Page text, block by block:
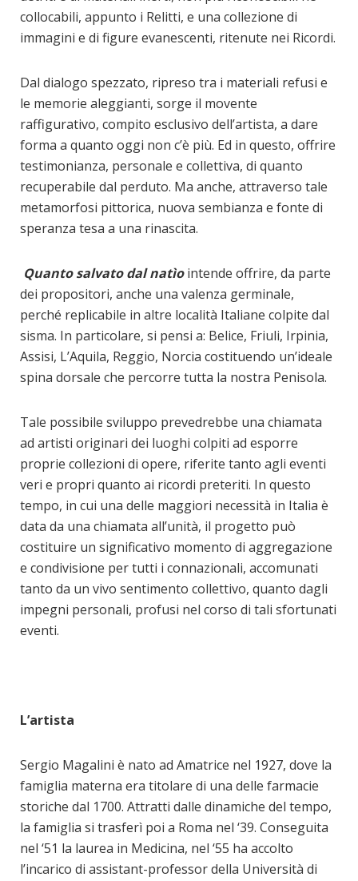
collocabili, appunto i Relitti, e una collezione di
immagini e di figure evanescenti, ritenute nei Ricordi.
Dal dialogo spezzato, ripreso tra i materiali refusi e
le memorie aleggianti, sorge il movente
raffigurativo, compito esclusivo dell’artista, a dare
forma a quanto oggi non c’è più. Ed in questo, offrire
testimonianza, personale e collettiva, di quanto
recuperabile dal perduto. Ma anche, attraverso tale
metamorfosi pittorica, nuova sembianza e fonte di
speranza tesa a una rinascita.
Quanto salvato dal natìointende offrire, da parte
dei propositori, anche una valenza germinale,
perché replicabile in altre località Italiane colpite dal
sisma. In particolare, si pensi a: Belice, Friuli, Irpinia,
Assisi, L’Aquila, Reggio, Norcia costituendo un’ideale
spina dorsale che percorre tutta la nostra Penisola.
Tale possibile sviluppo prevedrebbe una chiamata
ad artisti originari dei luoghi colpiti ad esporre
proprie collezioni di opere, riferite tanto agli eventi
veri e propri quanto ai ricordi preteriti. In questo
tempo, in cui una delle maggiori necessità in Italia è
data da una chiamata all’unità, il progetto può
costituire un significativo momento di aggregazione
e condivisione per tutti i connazionali, accomunati
tanto da un vivo sentimento collettivo, quanto dagli
impegni personali, profusi nel corso di tali sfortunati
eventi.
L’artista
Sergio Magalini è nato ad Amatrice nel 1927, dove la
famiglia materna era titolare di una delle farmacie
storiche dal 1700. Attratti dalle dinamiche del tempo,
la famiglia si trasferì poi a Roma nel ‘39. Conseguita
nel ‘51 la laurea in Medicina, nel ‘55 ha accolto
l’incarico di assistant-professor della Università di